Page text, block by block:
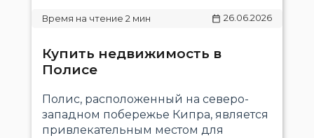
26.06.2026
Купить недвижимость в
Полисе
Полис, расположенный на северо-
западном побережье Кипра, является
привлекательным местом для